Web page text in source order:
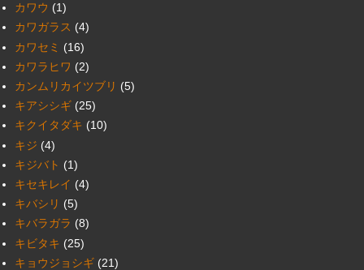
カワウ (1)
カワガラス (4)
カワセミ (16)
カワラヒワ (2)
カンムリカイツブリ (5)
キアシシギ (25)
キクイタダキ (10)
キジ (4)
キジバト (1)
キセキレイ (4)
キバシリ (5)
キバラガラ (8)
キビタキ (25)
キョウジョシギ (21)